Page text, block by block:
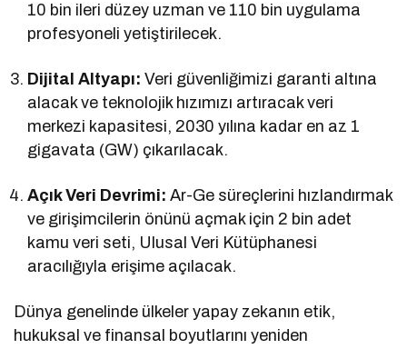
10 bin ileri düzey uzman ve 110 bin uygulama
profesyoneli yetiştirilecek.
Dijital Altyapı: Veri güvenliğimizi garanti altına
alacak ve teknolojik hızımızı artıracak veri
merkezi kapasitesi, 2030 yılına kadar en az 1
gigavata (GW) çıkarılacak.
Açık Veri Devrimi: Ar-Ge süreçlerini hızlandırmak
ve girişimcilerin önünü açmak için 2 bin adet
kamu veri seti, Ulusal Veri Kütüphanesi
aracılığıyla erişime açılacak.
Dünya genelinde ülkeler yapay zekanın etik,
hukuksal ve finansal boyutlarını yeniden